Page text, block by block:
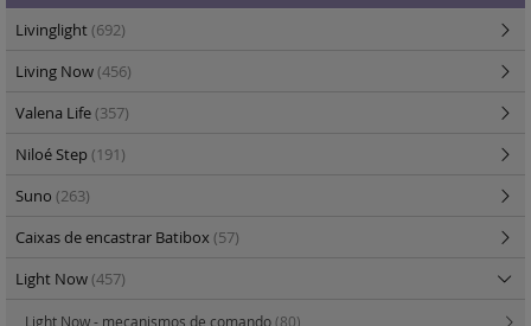
Livinglight(692)
Living Now(456)
Valena Life(357)
Niloé Step(191)
Suno (263)
Caixas de encastrar Batibox(57)
Light Now(457)
Light Now - mecanismos de comando(80)